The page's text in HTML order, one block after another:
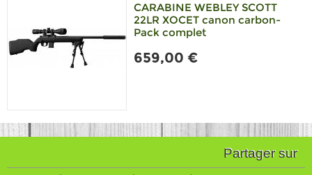
CARABINE WEBLEY SCOTT
22LR XOCET canon carbon-
Pack complet
659,00 €
Partager sur